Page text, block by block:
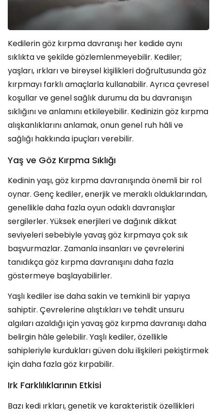
Kedilerin göz kırpma davranışı her kedide aynı
sıklıkta ve şekilde gözlemlenmeyebilir. Kediler;
yaşları, ırkları ve bireysel kişilikleri doğrultusunda göz
kırpmayı farklı amaçlarla kullanabilir. Ayrıca çevresel
koşullar ve genel sağlık durumu da bu davranışın
sıklığını ve anlamını etkileyebilir. Kedinizin göz kırpma
alışkanlıklarını anlamak, onun genel ruh hâli ve
sağlığı hakkında ipuçları verebilir.
Yaş ve Göz Kırpma Sıklığı
Kedinin yaşı, göz kırpma davranışında önemli bir rol
oynar. Genç kediler, enerjik ve meraklı olduklarından,
genellikle daha fazla oyun odaklı davranışlar
sergilerler. Yüksek enerjileri ve dağınık dikkat
seviyeleri sebebiyle yavaş göz kırpmaya çok sık
başvurmazlar. Zamanla insanları ve çevrelerini
tanıdıkça göz kırpma davranışını daha fazla
göstermeye başlayabilirler.
Yaşlı kediler ise daha sakin ve temkinli bir yapıya
sahiptir. Çevrelerine alıştıkları ve tehdit unsuru
algıları azaldığı için yavaş göz kırpma davranışı daha
belirgin hâle gelebilir. Yaşlı kediler, özellikle
sahipleriyle kurdukları güven dolu ilişkileri pekiştirmek
için daha fazla göz kırpabilir.
Irk Farklılıklarının Etkisi
Bazı kedi ırkları, genetik ve karakteristik özellikleri